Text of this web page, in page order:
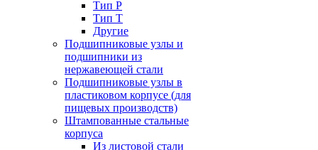
Тип P
Тип T
Другие
Подшипниковые узлы и
подшипники из
нержавеющей стали
Подшипниковые узлы в
пластиковом корпусе (для
пищевых производств)
Штампованные стальные
корпуса
Из листовой стали